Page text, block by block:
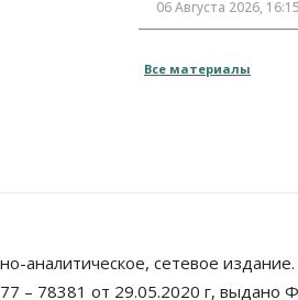
06 Августа 2026, 16:15
Пенсионеры
Власть
Все материалы
аналитическое, сетевое издание.
– 78381 от 29.05.2020 г, выдано